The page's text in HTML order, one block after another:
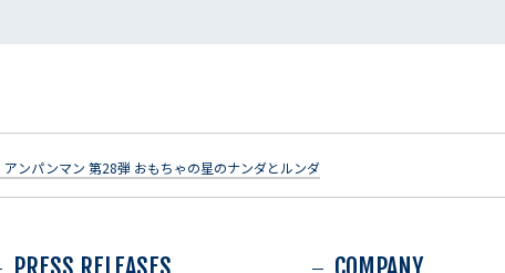
アンパンマン 第28弾 おもちゃの星のナンダとルンダ